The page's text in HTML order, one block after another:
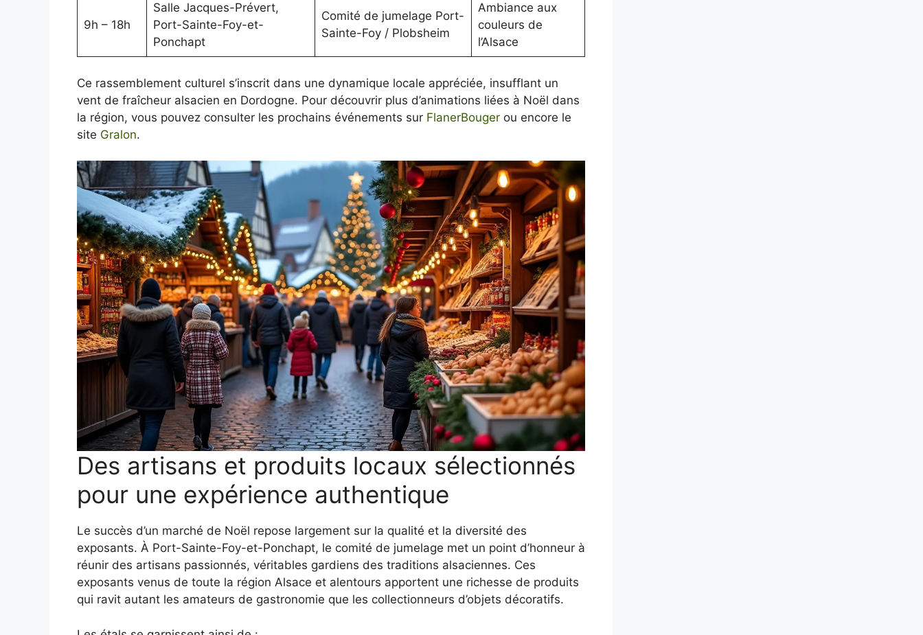
9h – 18h
Salle Jacques-Prévert,
Port-Sainte-Foy-et-
Ponchapt
Comité de jumelage Port-
Sainte-Foy / Plobsheim
Ambiance aux
couleurs de
l’Alsace
Ce rassemblement culturel s’inscrit dans une dynamique locale appréciée, insufflant un
vent de fraîcheur alsacien en Dordogne. Pour découvrir plus d’animations liées à Noël dans
la région, vous pouvez consulter les prochains événements sur FlanerBouger ou encore le
site Gralon.
Des artisans et produits locaux sélectionnés
pour une expérience authentique
Le succès d’un marché de Noël repose largement sur la qualité et la diversité des
exposants. À Port-Sainte-Foy-et-Ponchapt, le comité de jumelage met un point d’honneur à
réunir des artisans passionnés, véritables gardiens des traditions alsaciennes. Ces
exposants venus de toute la région Alsace et alentours apportent une richesse de produits
qui ravit autant les amateurs de gastronomie que les collectionneurs d’objets décoratifs.